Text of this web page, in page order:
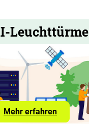
Leuchttürme
Mehr erfahren